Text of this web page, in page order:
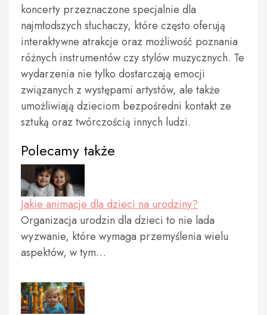
koncerty przeznaczone specjalnie dla
najmłodszych słuchaczy, które często oferują
interaktywne atrakcje oraz możliwość poznania
różnych instrumentów czy stylów muzycznych. Te
wydarzenia nie tylko dostarczają emocji
związanych z występami artystów, ale także
umożliwiają dzieciom bezpośredni kontakt ze
sztuką oraz twórczością innych ludzi.
Polecamy także
Jakie animacje dla dzieci na urodziny?
Organizacja urodzin dla dzieci to nie lada
wyzwanie, które wymaga przemyślenia wielu
aspektów, w tym…